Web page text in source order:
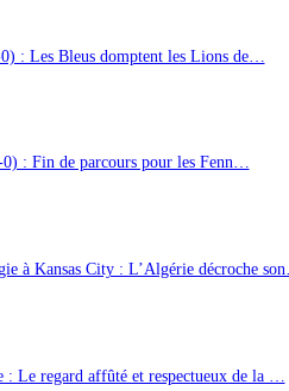
: Les Bleus domptent les Lions de…
0) : Fin de parcours pour les Fenn…
à Kansas City : L’Algérie décroche
Le regard affûté et respectueux de la …